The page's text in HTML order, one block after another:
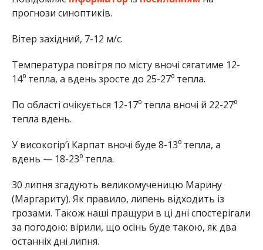
прогнози синоптиків.
Вітер західний, 7-12 м/с.
Температура повітря по місту вночі сягатиме 12-
14⁰ тепла, а вдень зросте до 25-27⁰ тепла.
По області очікується 12-17⁰ тепла вночі й 22-27⁰
тепла вдень.
У високогір’ї Карпат вночі буде 8-13⁰ тепла, а
вдень — 18-23⁰ тепла.
30 липня згадують великомученицю Марину
(Маргариту). Як правило, липень відходить із
грозами. Також наші пращури в ці дні спостерігали
за погодою: вірили, що осінь буде такою, як два
останніх дні липня.